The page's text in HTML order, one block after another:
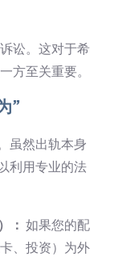
讼。这对于希
方至关重要。
”
虽然出轨本身
利用专业的法
： 如果您的配
、投资）为外